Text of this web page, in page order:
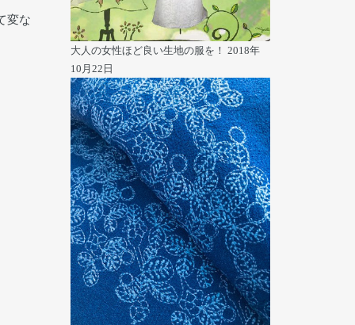
変な
大人の女性ほど良い生地の服を！ 2018年
10月22日